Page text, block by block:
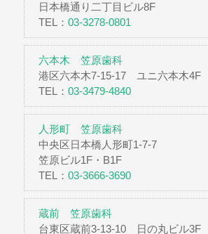
日本橋通り二丁目ビル8F
TEL： 03-3278-0801
六本木 笠原歯科
港区六本木7-15-17 ユニ六本木4F
TEL： 03-3479-4840
人形町 笠原歯科
中央区日本橋人形町1-7-7
笠原ビル1F・B1F
TEL： 03-3666-3690
蔵前 笠原歯科
台東区蔵前3-13-10 日の丸ビル3F